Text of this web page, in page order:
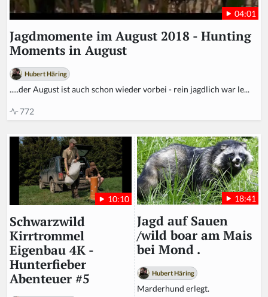
04:01
Jagdmomente im August 2018 - Hunting
Moments in August
Hubert Häring
.....der August ist auch schon wieder vorbei - rein jagdlich war le...
772
10:10
Schwarzwild
Kirrtrommel
Eigenbau 4K -
Hunterfieber
Abenteuer #5
18:41
Jagd auf Sauen
/wild boar am Mais
bei Mond .
Hubert Häring
Marderhund erlegt.